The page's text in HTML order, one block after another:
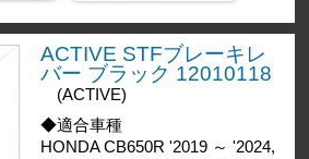
ACTIVE STFブレーキレ
バー ブラック 12010118
(ACTIVE)
◆適合車種
HONDA CB650R '2019 ～ '2024,